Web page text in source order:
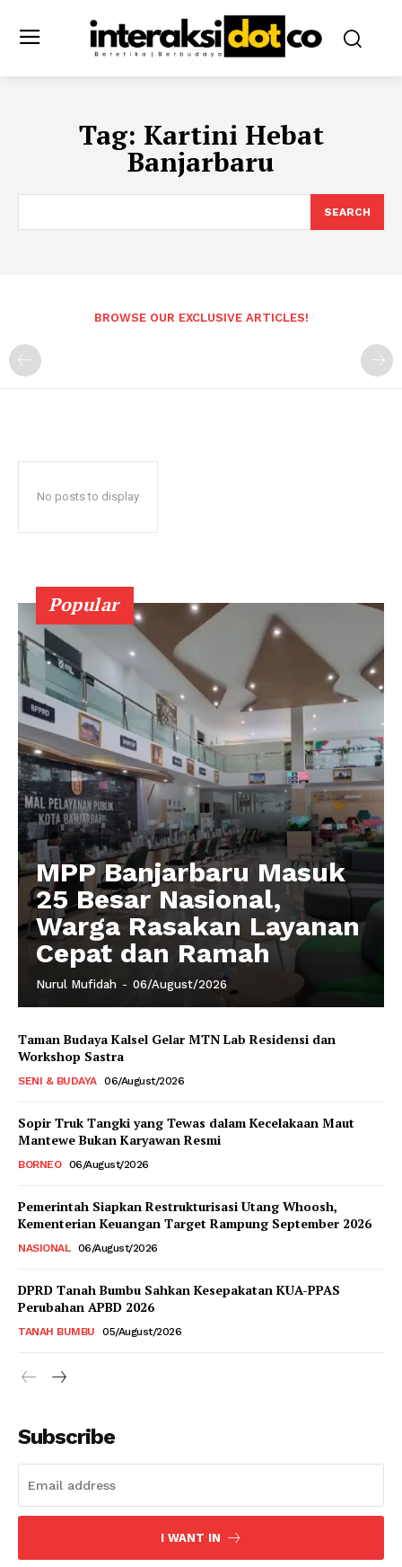
Tag: Kartini Hebat
Banjarbaru
SEARCH
BROWSE OUR EXCLUSIVE ARTICLES!
No posts to display
Popular
MPP Banjarbaru Masuk
25 Besar Nasional,
Warga Rasakan Layanan
Cepat dan Ramah
Nurul Mufidah - 06/August/2026
Taman Budaya Kalsel Gelar MTN Lab Residensi dan
Workshop Sastra
SENI & BUDAYA 06/August/2026
Sopir Truk Tangki yang Tewas dalam Kecelakaan Maut
Mantewe Bukan Karyawan Resmi
BORNEO 06/August/2026
Pemerintah Siapkan Restrukturisasi Utang Whoosh,
Kementerian Keuangan Target Rampung September 2026
NASIONAL 06/August/2026
DPRD Tanah Bumbu Sahkan Kesepakatan KUA-PPAS
Perubahan APBD 2026
TANAH BUMBU 05/August/2026
Subscribe
I WANT IN